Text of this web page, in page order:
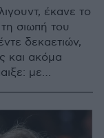
έκανε το
σιωπή του
δεκαετιών,
και ακόμα
με